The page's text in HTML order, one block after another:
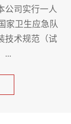
公司实行一人
家卫生应急队
技术规范（试
...